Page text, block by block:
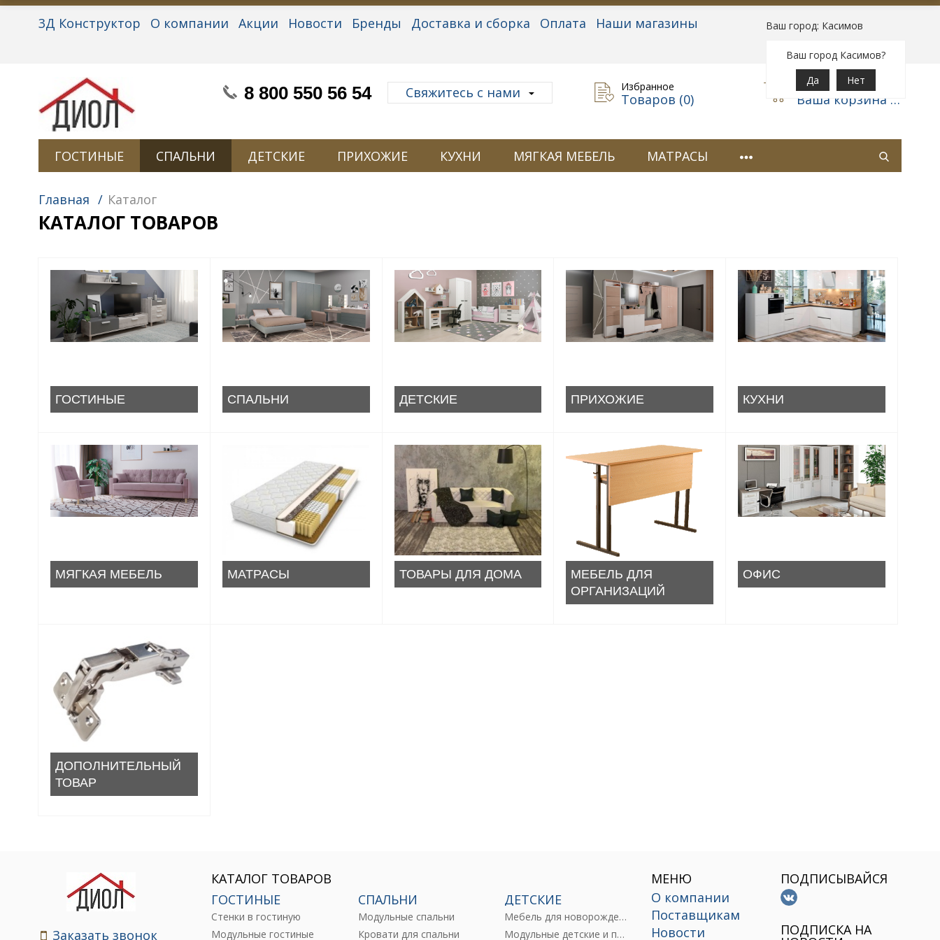
Ваш город: Касимов
Ваш город Касимов?
Да
Нет
Вход |Регистрация
3Д Конструктор О компании Акции Новости Бренды Доставка и сборка Оплата
Наши магазины
8 800 550 56 54 Свяжитесь с нами Избранное
Товаров (0)
Корзина
Ваша корзина пуста
ГОСТИНЫЕ СПАЛЬНИ ДЕТСКИЕ ПРИХОЖИЕ КУХНИ МЯГКАЯ МЕБЕЛЬ МАТРАСЫ
Главная / Каталог
КАТАЛОГ ТОВАРОВ
ГОСТИНЫЕ СПАЛЬНИ ДЕТСКИЕ ПРИХОЖИЕ КУХНИ
МЯГКАЯ МЕБЕЛЬ МАТРАСЫ ТОВАРЫ ДЛЯ ДОМА
МЕБЕЛЬ ДЛЯ
ОРГАНИЗАЦИЙ
ОФИС
ДОПОЛНИТЕЛЬНЫЙ
ТОВАР
Заказать звонок
КАТАЛОГ ТОВАРОВ
ГОСТИНЫЕ
Стенки в гостиную
Модульные гостиные
СПАЛЬНИ
Модульные спальни
Кровати для спальни
ДЕТСКИЕ
Мебель для новорожденных
Модульные детские и подростковые
МЕНЮ
О компании
Поставщикам
Новости
ПОДПИСЫВАЙСЯ
ПОДПИСКА НА